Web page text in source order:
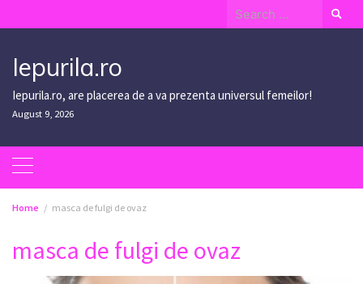
to
Search
for:
Iepurila.ro
Iepurila.ro, are placerea de a va prezenta universul femeilor!
August 9, 2026
Home masca de fulgi de ovaz
masca de fulgi de ovaz